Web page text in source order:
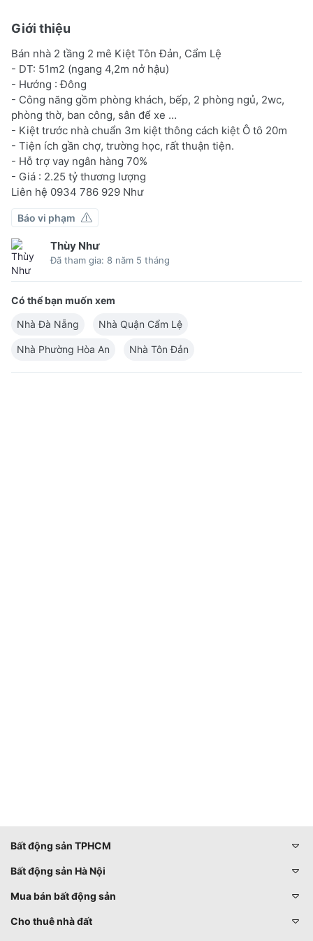
Giới thiệu
Bán nhà 2 tầng 2 mê Kiệt Tôn Đản, Cẩm Lệ
- DT: 51m2 (ngang 4,2m nở hậu)
- Hướng : Đông
- Công năng gồm phòng khách, bếp, 2 phòng ngủ, 2wc,
phòng thờ, ban công, sân để xe …
- Kiệt trước nhà chuẩn 3m kiệt thông cách kiệt Ô tô 20m
- Tiện ích gần chợ, trường học, rất thuận tiện.
- Hỗ trợ vay ngân hàng 70%
- Giá : 2.25 tỷ thương lượng
Liên hệ 0934 786 929 Như
Báo vi phạm
Thùy Như
Đã tham gia: 8 năm 5 tháng
Có thể bạn muốn xem
Nhà Đà Nẵng
Nhà Quận Cẩm Lệ
Nhà Phường Hòa An Nhà Tôn Đản
Bất động sản TPHCM
Bất động sản Hà Nội
Mua bán bất động sản
Cho thuê nhà đất